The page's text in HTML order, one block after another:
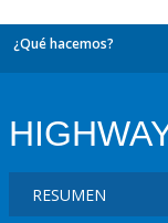
¿Qué hacemos?